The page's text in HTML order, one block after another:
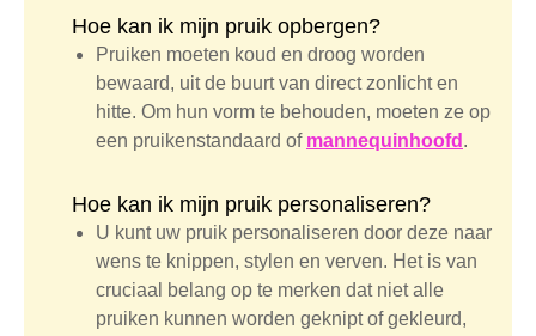
Hoe kan ik mijn pruik opbergen?
Pruiken moeten koud en droog worden
bewaard, uit de buurt van direct zonlicht en
hitte. Om hun vorm te behouden, moeten ze op
een pruikenstandaard of mannequinhoofd .
Hoe kan ik mijn pruik personaliseren?
U kunt uw pruik personaliseren door deze naar
wens te knippen, stylen en verven. Het is van
cruciaal belang op te merken dat niet alle
pruiken kunnen worden geknipt of gekleurd,